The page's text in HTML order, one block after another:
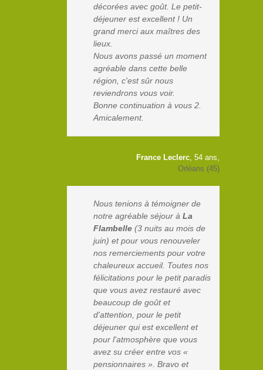
décorées avec goût. Le petit-
déjeuner est excellent ! Un
grand merci aux maîtres des
lieux.
Nous avons passé un moment
agréable dans cette belle
région, c'est sûr nous
reviendrons vous voir.
Bonne continuation à vous 2.
Amicalement.
France Leclerc, 54 ans,
Orléans (45)
Nous tenions à témoigner de
notre agréable séjour à La
Flambelle (3 nuits au mois de
juin) et pour vous renouveler
nos remerciements pour votre
chaleureux accueil. Toutes nos
félicitations pour le petit paradis
que vous avez restauré avec
beaucoup de goût et
d'attention, pour le petit
déjeuner qui est excellent et
pour l'atmosphère que vous
avez su créer entre vos «
pensionnaires ». Bravo et